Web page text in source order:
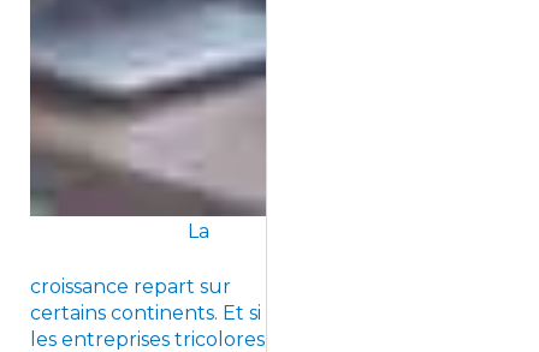
La
croissance repart sur
certains continents. Et si
les entreprises tricolores